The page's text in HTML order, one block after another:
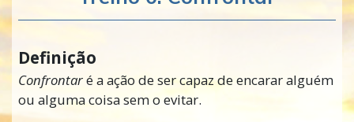
Definição
Confrontaré a ação de ser capaz de encarar alguém
ou alguma coisa sem o evitar.